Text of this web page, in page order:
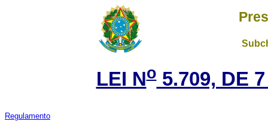
LEI No5.709, DE
Regulamento